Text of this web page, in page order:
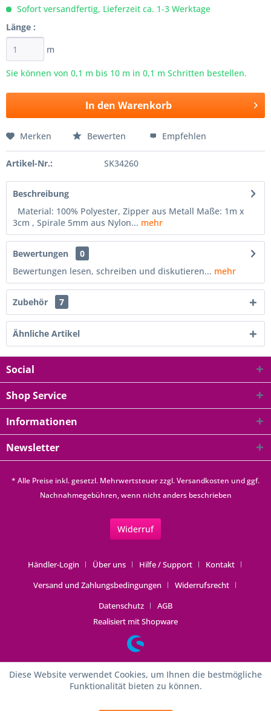
Sofort versandfertig, Lieferzeit ca. 1-3 Werktage
Länge :
m
Sie können von 0,1 m bis 10 m in 0,1 m Schritten bestellen.
In den Warenkorb
Merken Bewerten Empfehlen
Artikel-Nr.: SK34260
Beschreibung
Material: 100% Polyester, Zipper aus Metall Maße: 1m x
3cm , Spirale 5mm aus Nylon... mehr
Bewertungen
0
Bewertungen lesen, schreiben und diskutieren... mehr
Zubehör 7
Ähnliche Artikel
Social
Shop Service
Informationen
Newsletter
* Alle Preise inkl. gesetzl. Mehrwertsteuer zzgl.Versandkosten und ggf.
Nachnahmegebühren, wenn nicht anders beschrieben
Widerruf
Händler-Login Über uns Hilfe / Support
Kontakt
Versand und Zahlungsbedingungen
Widerrufsrecht
Datenschutz
AGB
Realisiert mit Shopware
Diese Website verwendet Cookies, um Ihnen die bestmögliche
Funktionalität bieten zu können.